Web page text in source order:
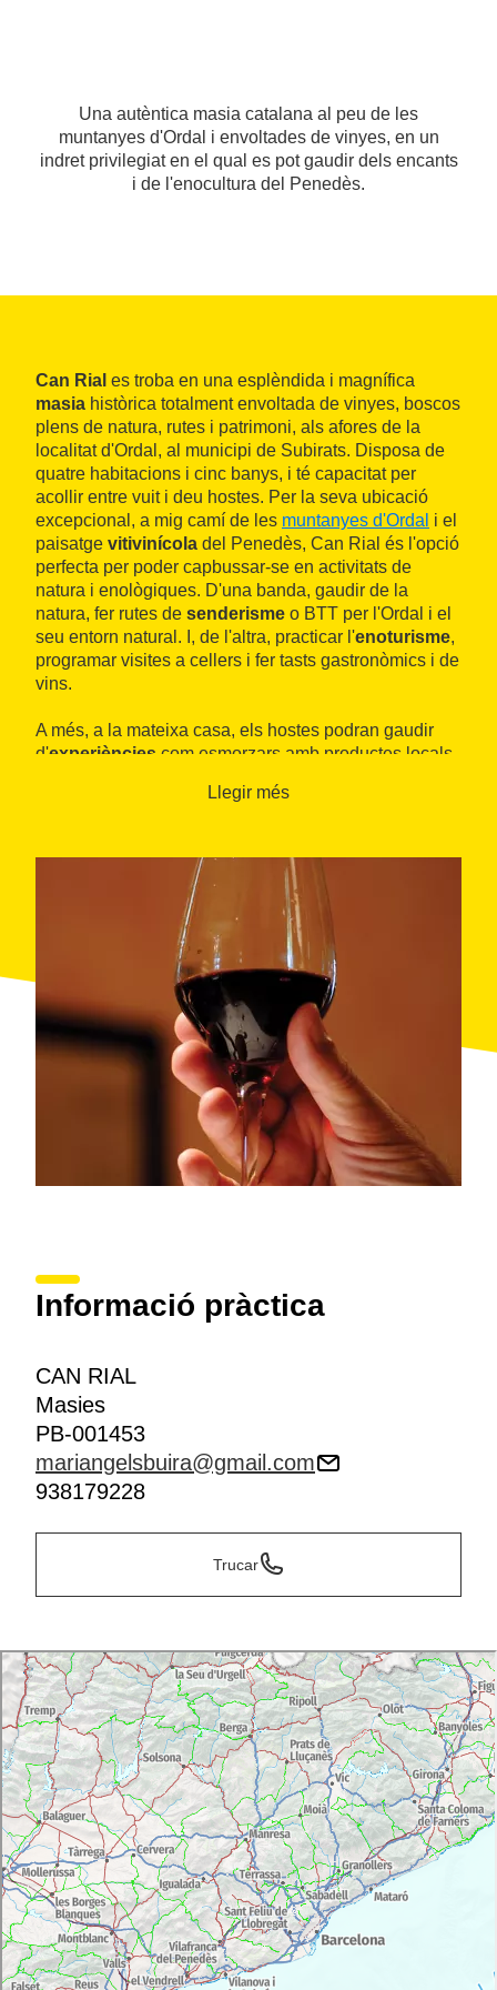
Una autèntica masia catalana al peu de les
muntanyes d'Ordal i envoltades de vinyes, en un
indret privilegiat en el qual es pot gaudir dels encants
i de l'enocultura del Penedès.
Can Rial es troba en una esplèndida i magnífica
masia històrica totalment envoltada de vinyes, boscos
plens de natura, rutes i patrimoni, als afores de la
localitat d'Ordal, al municipi de Subirats. Disposa de
quatre habitacions i cinc banys, i té capacitat per
acollir entre vuit i deu hostes. Per la seva ubicació
excepcional, a mig camí de les muntanyes d'Ordal i el
paisatge vitivinícola del Penedès, Can Rial és l'opció
perfecta per poder capbussar-se en activitats de
natura i enològiques. D'una banda, gaudir de la
natura, fer rutes de senderisme o BTT per l'Ordal i el
seu entorn natural. I, de l'altra, practicar l'enoturisme,
programar visites a cellers i fer tasts gastronòmics i de
vins.
A més, a la mateixa casa, els hostes podran gaudir
d'experiències com esmorzars amb productes locals
mateixa localitat d'Ordal, com ara embotits d'autor,
culturals i patrimonials, com el
Castell de Subirats
endinsant-se en una ruta per barraques de pedra
seca, ben abundants a la comarca.
Llegir més
Informació pràctica
CAN RIAL
Masies
PB-001453
mariangelsbuira@gmail.com
938179228
Trucar